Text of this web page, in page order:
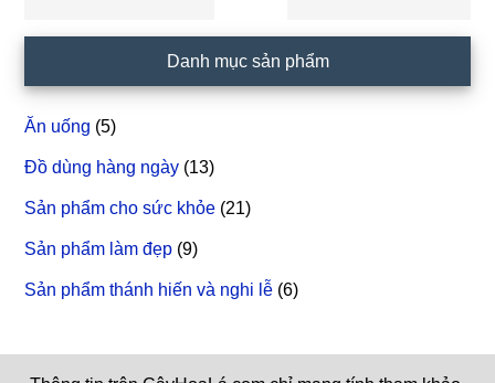
chính
Danh mục sản phẩm
Ăn uống (5)
Đồ dùng hàng ngày (13)
Sản phẩm cho sức khỏe (21)
Sản phẩm làm đẹp (9)
Sản phẩm thánh hiến và nghi lễ (6)